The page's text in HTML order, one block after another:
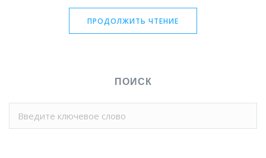
ПРОДОЛЖИТЬ ЧТЕНИЕ
ПОИСК